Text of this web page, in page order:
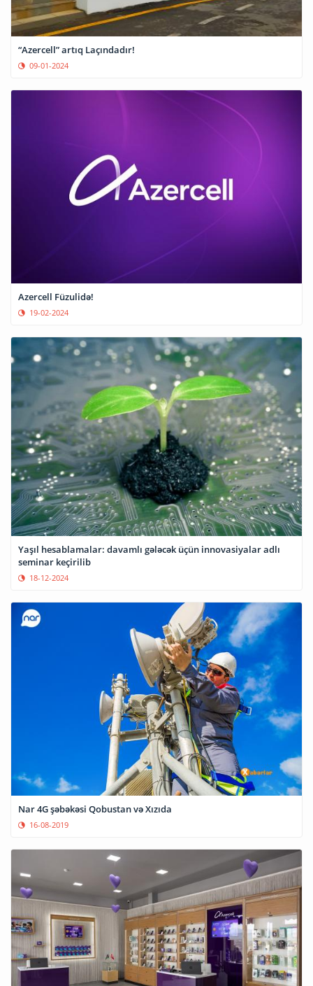
“Azercell” artıq Laçındadır!
09-01-2024
Azercell Füzulidə!
19-02-2024
Yaşıl hesablamalar: davamlı gələcək üçün innovasiyalar adlı
seminar keçirilib
18-12-2024
Nar 4G şəbəkəsi Qobustan və Xızıda
16-08-2019